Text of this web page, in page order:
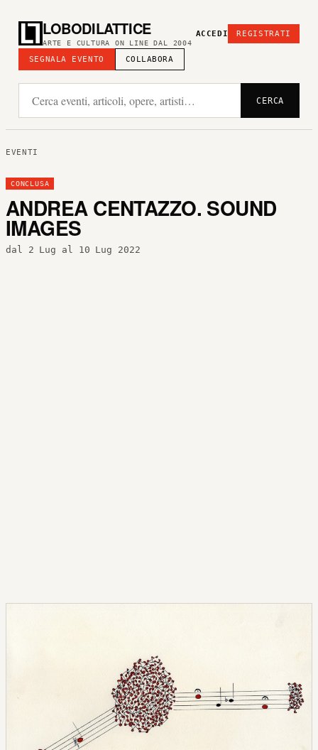
LOBODILATTICE
ARTE E CULTURA ON LINE DAL 2004
SEGNALA EVENTO COLLABORA
ACCEDI REGISTRATI
CERCA
EVENTI
CONCLUSA
ANDREA CENTAZZO. SOUND
IMAGES
dal 2 Lug al 10 Lug 2022